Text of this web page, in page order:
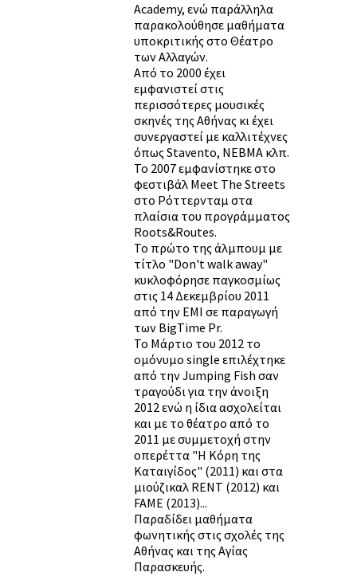
Academy, ενώ παράλληλα
παρακολούθησε μαθήματα
υποκριτικής στο Θέατρο
των Αλλαγών.
Από το 2000 έχει
εμφανιστεί στις
περισσότερες μουσικές
σκηνές της Αθήνας κι έχει
συνεργαστεί με καλλιτέχνες
όπως Stavento, ΝΕΒΜΑ κλπ.
Το 2007 εμφανίστηκε στο
φεστιβάλ Meet The Streets
στο Ρόττερνταμ στα
πλαίσια του προγράμματος
Roots&Routes.
Το πρώτο της άλμπουμ με
τίτλο "Don't walk away"
κυκλοφόρησε παγκοσμίως
στις 14 Δεκεμβρίου 2011
από την ΕΜΙ σε παραγωγή
των BigTime Pr.
Το Μάρτιο του 2012 το
ομόνυμο single επιλέχτηκε
από την Jumping Fish σαν
τραγούδι για την άνοιξη
2012 ενώ η ίδια ασχολείται
και με το θέατρο από το
2011 με συμμετοχή στην
οπερέττα "Η Κόρη της
Καταιγίδος" (2011) και στα
μιούζικαλ RENT (2012) και
FAME (2013)...
Παραδίδει μαθήματα
φωνητικής στις σχολές της
Αθήνας και της Αγίας
Παρασκευής.